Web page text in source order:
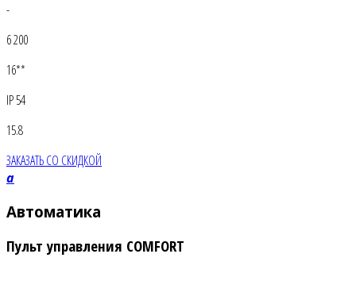
-
6 200
16**
IP 54
15.8
ЗАКАЗАТЬ СО СКИДКОЙ
a
Автоматика
Пульт управления COMFORT